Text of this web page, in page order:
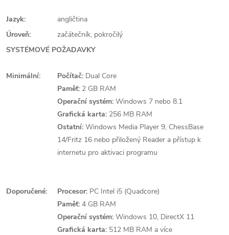
Jazyk:
angličtina
Úroveň:
začátečník, pokročilý
SYSTÉMOVÉ POŽADAVKY
Minimální: Počítač: Dual Core
Paměť: 2 GB RAM
Operační systém: Windows 7 nebo 8.1
Grafická karta: 256 MB RAM
Ostatní: Windows Media Player 9, ChessBase
14/Fritz 16 nebo přiložený Reader a přístup k
internetu pro aktivaci programu
Doporučené: Procesor: PC Intel i5 (Quadcore)
Paměť: 4 GB RAM
Operační systém: Windows 10, DirectX 11
Grafická karta: 512 MB RAM a více